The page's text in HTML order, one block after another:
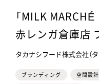
「MILK MARCHÉ
赤レンガ倉庫店
タカナシフード株式会社（
ブランディング 空間設